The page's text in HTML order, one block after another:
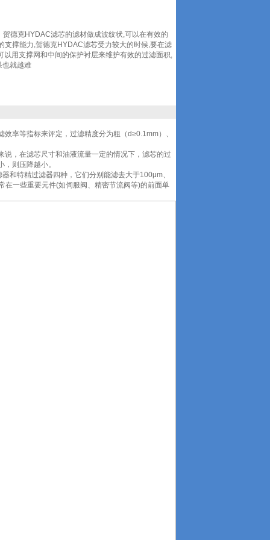
德克HYDAC滤芯的滤材做成波纹状,可以在有效的
支撑能力,贺德克HYDAC滤芯受力较大的时候,要在滤
以用支撑网和中间的保护衬层来维护有效的过滤面积,
也就越难
率等指标来评定，过滤精度分为粗（d≥0.1mm）、
，在滤芯尺寸和油液流量一定的情况下，滤芯的过
则压降越小。
和特精过滤器四种，它们分别能滤去大于100μm、
一些重要元件(如伺服阀、精密节流阀等)的前面单